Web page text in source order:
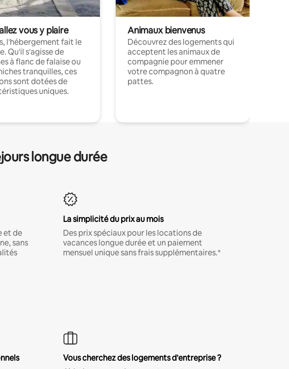
vous y plaire
l'hébergement fait le
Qu'il s'agisse de
à flanc de falaise ou
tranquilles, ces
sont dotées de
uniques.
Animaux bienvenus
Découvrez des logements qui
acceptent les animaux de
compagnie pour emmener
votre compagnon à quatre
pattes.
longue durée
et de
sans
La simplicité du prix au mois
Des prix spéciaux pour les locations de
vacances longue durée et un paiement
mensuel unique sans frais supplémentaires.*
Vous cherchez des logements d'entreprise ?